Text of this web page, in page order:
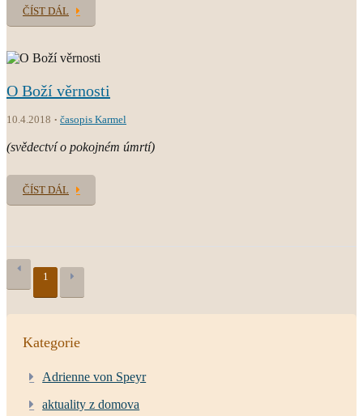
ČÍST DÁL
O Boží věrnosti
10.4.2018 časopis Karmel
(svědectví o pokojném úmrtí)
ČÍST DÁL
1
Kategorie
Adrienne von Speyr
aktuality z domova